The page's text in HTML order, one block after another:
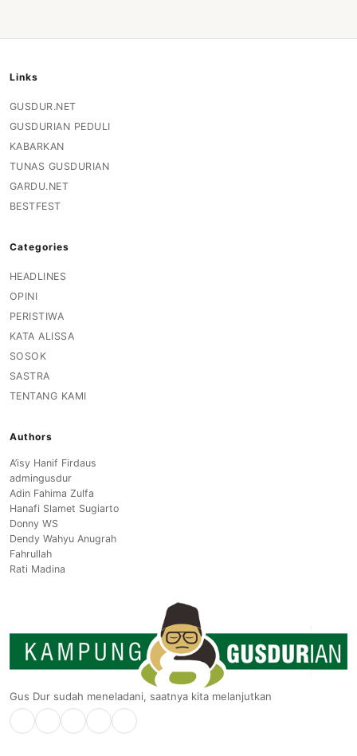
Links
GUSDUR.NET
GUSDURIAN PEDULI
KABARKAN
TUNAS GUSDURIAN
GARDU.NET
BESTFEST
Categories
HEADLINES
OPINI
PERISTIWA
KATA ALISSA
SOSOK
SASTRA
TENTANG KAMI
Authors
A’isy Hanif Firdaus
admingusdur
Adin Fahima Zulfa
Hanafi Slamet Sugiarto
Donny WS
Dendy Wahyu Anugrah
Fahrullah
Rati Madina
Gus Dur sudah meneladani, saatnya kita melanjutkan